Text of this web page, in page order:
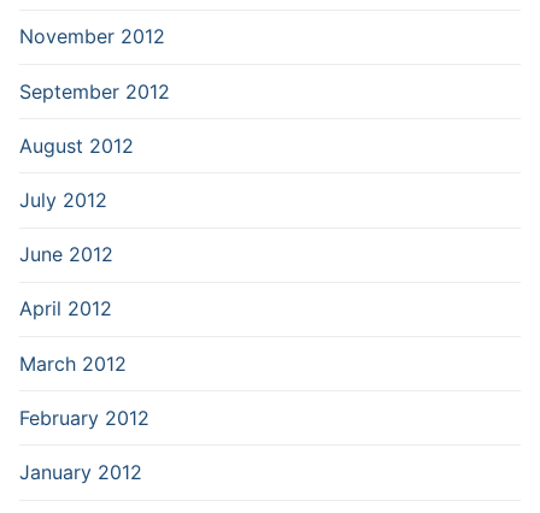
November 2012
September 2012
August 2012
July 2012
June 2012
April 2012
March 2012
February 2012
January 2012